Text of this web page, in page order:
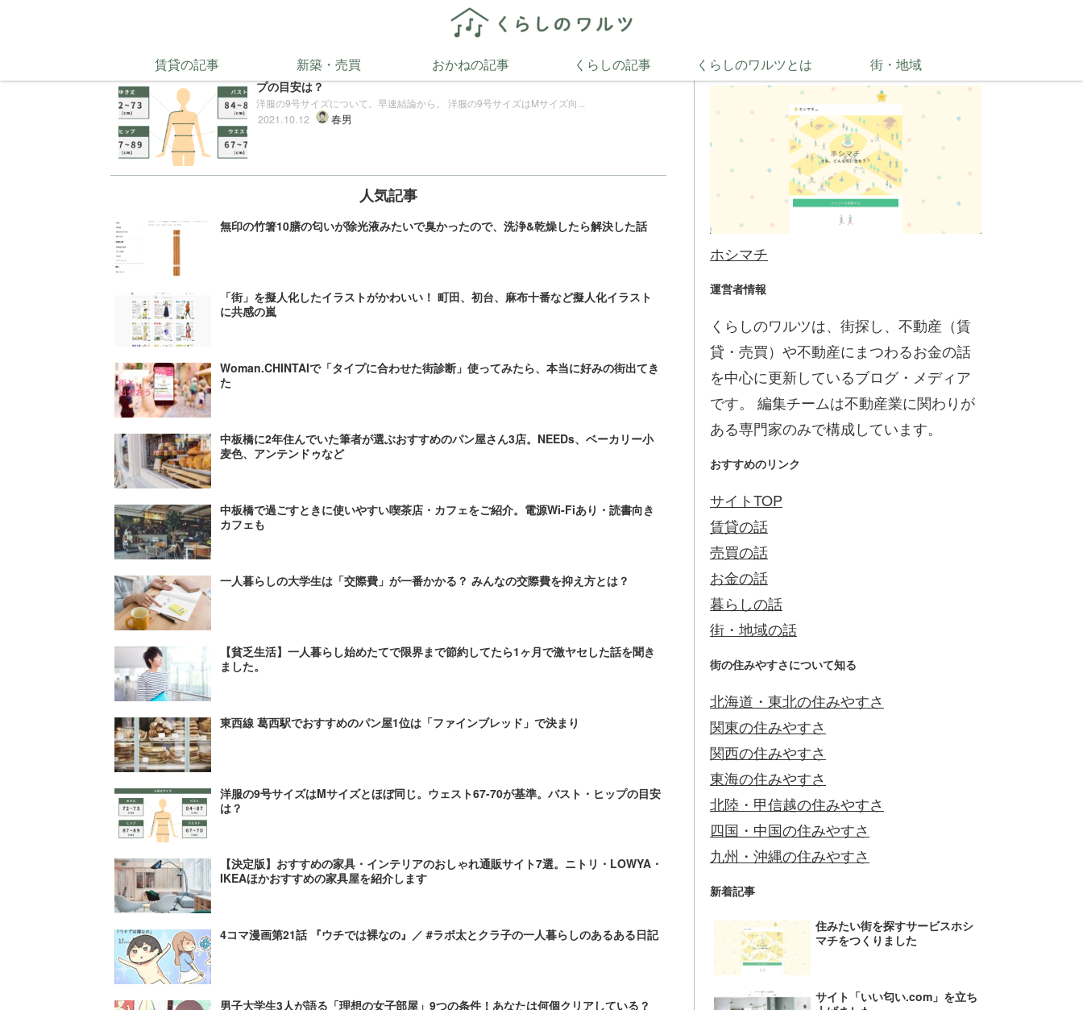
賃貸の記事 新築・売買 おかねの記事 くらしの記事 くらしのワルツとは 街・地域
洋服の9号サイズはMサイズとほぼ同じ。ウェスト67-70が基準。バスト・ヒッ
プの目安は？
洋服の9号サイズについて。早速結論から。 洋服の9号サイズはMサイズ向...
2021.10.12 春男
人気記事
無印の竹箸10膳の匂いが除光液みたいで臭かったので、洗浄&乾燥したら解決した話
「街」を擬人化したイラストがかわいい！ 町田、初台、麻布十番など擬人化イラスト
に共感の嵐
Woman.CHINTAIで「タイプに合わせた街診断」使ってみたら、本当に好みの街出てき
た
中板橋に2年住んでいた筆者が選ぶおすすめのパン屋さん3店。NEEDs、ベーカリー小
麦色、アンテンドゥなど
中板橋で過ごすときに使いやすい喫茶店・カフェをご紹介。電源Wi-Fiあり・読書向き
カフェも
一人暮らしの大学生は「交際費」が一番かかる？ みんなの交際費を抑え方とは？
【貧乏生活】一人暮らし始めたてで限界まで節約してたら1ヶ月で激ヤセした話を聞き
ました。
東西線 葛西駅でおすすめのパン屋1位は「ファインブレッド」で決まり
洋服の9号サイズはMサイズとほぼ同じ。ウェスト67-70が基準。バスト・ヒップの目安
は？
【決定版】おすすめの家具・インテリアのおしゃれ通販サイト7選。ニトリ・LOWYA・
IKEAほかおすすめの家具屋を紹介します
4コマ漫画第21話 『ウチでは裸なの』／ #ラボ太とクラ子の一人暮らしのあるある日記
男子大学生3人が語る「理想の女子部屋」9つの条件！あなたは何個クリアしている？
ホシマチ
ホシマチ
運営者情報
くらしのワルツは、街探し、不動産（賃
貸・売買）や不動産にまつわるお金の話
を中心に更新しているブログ・メディア
です。 編集チームは不動産業に関わりが
ある専門家のみで構成しています。
おすすめのリンク
サイトTOP
賃貸の話
売買の話
お金の話
暮らしの話
街・地域の話
街の住みやすさについて知る
北海道・東北の住みやすさ
関東の住みやすさ
関西の住みやすさ
東海の住みやすさ
北陸・甲信越の住みやすさ
四国・中国の住みやすさ
九州・沖縄の住みやすさ
新着記事
住みたい街を探すサービスホシ
マチをつくりました
サイト「いい匂い.com」を立ち